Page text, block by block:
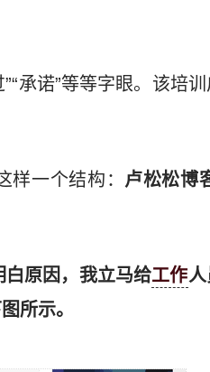
承诺”等等字眼。该培
样一个结构： 卢松松博
原因，我立马给工作
所示。